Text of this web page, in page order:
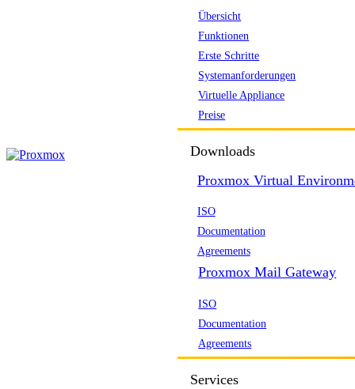
Übersicht
Funktionen
Erste Schritte
Systemanforderungen
Virtuelle Appliance
Preise
Downloads
Proxmox Virtual
ISO
Documentation
Agreements
Proxmox Mail Gateway
ISO
Documentation
Agreements
Services